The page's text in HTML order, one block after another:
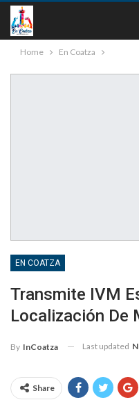
Home En Coatza
EN COATZA
Transmite IVM
Localización De
By InCoatza Last updated
Share